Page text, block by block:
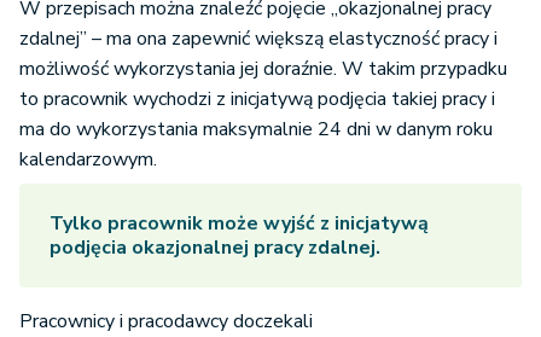
W przepisach można znaleźć pojęcie „okazjonalnej pracy
zdalnej” – ma ona zapewnić większą elastyczność pracy i
możliwość wykorzystania jej doraźnie. W takim przypadku
to pracownik wychodzi z inicjatywą podjęcia takiej pracy i
ma do wykorzystania maksymalnie 24 dni w danym roku
kalendarzowym.
Tylko pracownik może wyjść z inicjatywą
podjęcia okazjonalnej pracy zdalnej.
Pracownicy i pracodawcy doczekali